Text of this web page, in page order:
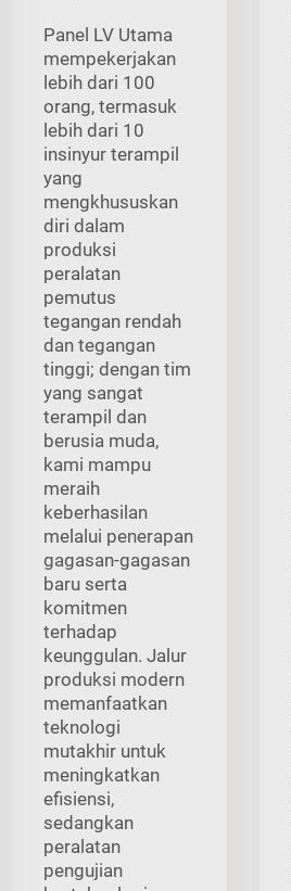
Panel LV Utama
mempekerjakan
lebih dari 100
orang, termasuk
lebih dari 10
insinyur terampil
yang
mengkhususkan
diri dalam
produksi
peralatan
pemutus
tegangan rendah
dan tegangan
tinggi; dengan tim
yang sangat
terampil dan
berusia muda,
kami mampu
meraih
keberhasilan
melalui penerapan
gagasan-gagasan
baru serta
komitmen
terhadap
keunggulan. Jalur
produksi modern
memanfaatkan
teknologi
mutakhir untuk
meningkatkan
efisiensi,
sedangkan
peralatan
pengujian